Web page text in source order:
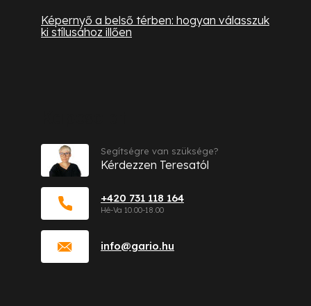
Képernyő a belső térben: hogyan válasszuk
ki stílusához illően
info@gario.hu
+420 731 118 164
Segítségre van szüksége?
Kérdezzen Teresatól